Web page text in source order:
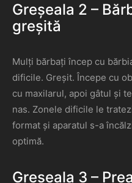
Greșeala 2 –
greșită
Mulți bărbați încep cu
dificile. Greșit. Începe cu
cu maxilarul, apoi gâtul și
nas. Zonele dificile le
format și aparatul s-a
optimă.
Greșeala 3 –